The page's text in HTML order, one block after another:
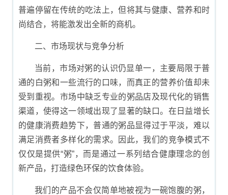
普遍停留在传统的吃法上，但将其与健康、营养和时
尚结合，将能激发出全新的商机。
二、市场现状与竞争分析
当前，市场对粥的认识仍显单一，主要局限于普
通的白粥和一些流行的口味，而真正的营养价值却未
受到重视。市场中缺乏专业的粥品店及现代化的销售
渠道，使得这一领域出现了显著的缺口。在日益增长
的健康消费趋势下，普通的粥品显得过于平淡，难以
满足消费者多样化的需求。因此，我们的竞争模式不
仅仅是提供“粥”，而是通过一系列结合健康理念的创
新产品，打造绿色环保的饮食体验。
我们的产品不会仅简单地被视为一碗饱腹的粥，